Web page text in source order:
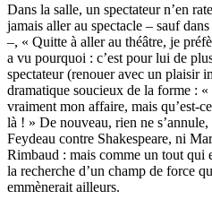
Dans la salle, un spectateur n’en
jamais aller au spectacle – sauf
–, « Quitte à aller au théâtre, je
a vu pourquoi : c’est pour lui de
spectateur (renouer avec un plaisir
dramatique soucieux de la forme : «
vraiment mon affaire, mais qu’est-
là ! » De nouveau, rien ne
Feydeau contre Shakespeare, ni
Rimbaud : mais comme un tout qui
la recherche d’un champ de force
emmènerait ailleurs.